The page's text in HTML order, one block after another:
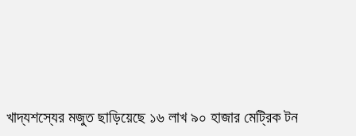
খাদ্যশস্যের মজুত ছাড়িয়েছে ১৬ লাখ ৯০ হাজার মেট্রিক টন